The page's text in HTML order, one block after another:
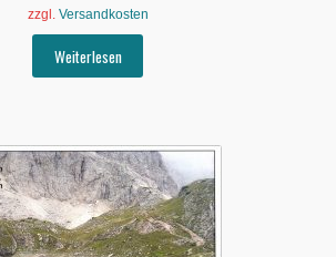
zzgl. Versandkosten
Weiterlesen